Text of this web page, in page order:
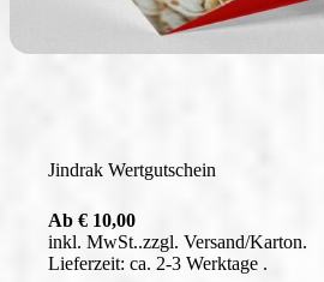
Jindrak Wertgutschein
Ab € 10,00
inkl. MwSt. zzgl. Versand
Lieferzeit: ca. 2-3 Werktage